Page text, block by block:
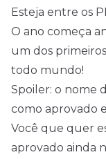
Esteja entre os
O ano começa
um dos
todo mundo!
Spoiler: o nome
como aprovado
Você que quer
aprovado ainda